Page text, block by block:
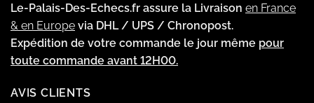
Le-Palais-Des-Echecs.fr assure la Livraison en France
& en Europe via DHL / UPS / Chronopost.
Expédition de votre commande le jour même pour
toute commande avant 12H00.
AVIS CLIENTS